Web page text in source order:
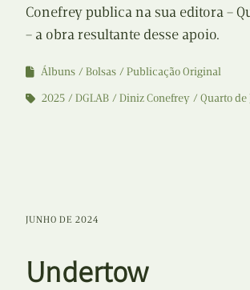
Conefrey publica na sua editora –
– a obra resultante desse apoio.
Álbuns Bolsas
Publicação Original
2025
DGLAB Diniz Conefrey Quarto de
JUNHO DE 2024
Undertow